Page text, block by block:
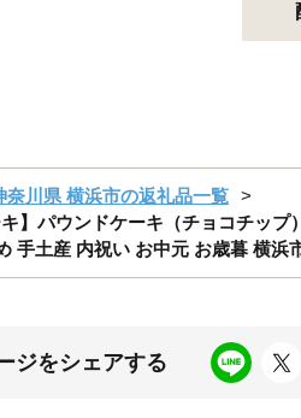
奈川県 横浜市の返礼品一覧
】パウンドケーキ（チョコチッ
手土産 内祝い お中元 お歳暮 横浜
ジをシェアする